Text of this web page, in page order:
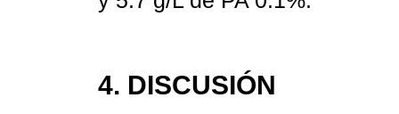
4. DISCUSIÓN